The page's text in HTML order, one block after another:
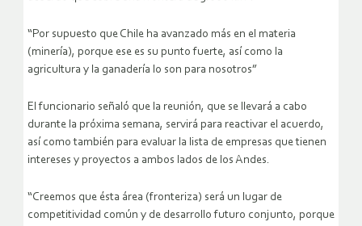
“Por supuesto que Chile ha avanzado más en el materia
(minería), porque ese es su punto fuerte, así como la
agricultura y la ganadería lo son para nosotros”
El funcionario señaló que la reunión, que se llevará a cabo
durante la próxima semana, servirá para reactivar el acuerdo,
así como también para evaluar la lista de empresas que tienen
intereses y proyectos a ambos lados de los Andes.
“Creemos que ésta área (fronteriza) será un lugar de
competitividad común y de desarrollo futuro conjunto, porque